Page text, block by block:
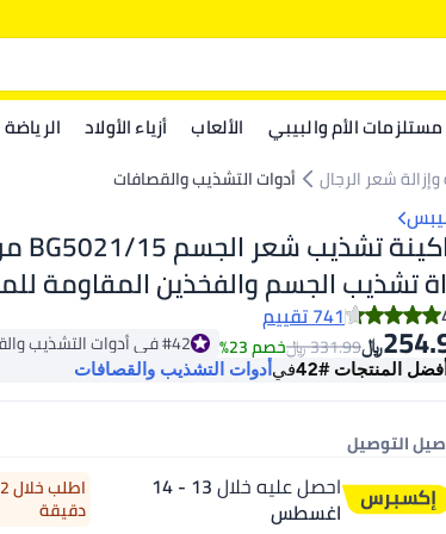
مستلزمات الأم والبيبي الألعاب أزياء الأولاد الرياضة
شعر الرجال أدوات التشذيب والقصافات
تشذيب الجسم والفخذين المقاومة
للطول | 60 دقيقة من الاستخدام
ملحق للوصول إلى الظهر
741 تقييم
﷼‏
﷼‏331.99 خصم 23% #42 في أدوات التشذيب والقصافات
#42 في أدوات التشذيب والقصافات أفضل المنتجات #42 فيأدوات التشذيب والقصافات
التوصيل
احصل عليه خلال 13 - 14
اغسطس دقيقة